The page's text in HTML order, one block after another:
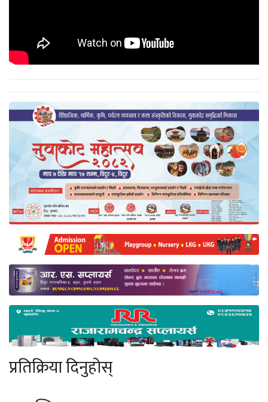
प्रतिक्रिया दिनुहोस्